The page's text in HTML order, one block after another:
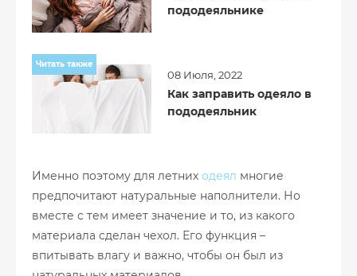
пододеяльнике
Читать также
08 Июля, 2022
Как заправить одеяло в
пододеяльник
Именно поэтому для летних одеял многие
предпочитают натуральные наполнители. Но
вместе с тем имеет значение и то, из какого
материала сделан чехол. Его функция –
впитывать влагу и важно, чтобы он был из